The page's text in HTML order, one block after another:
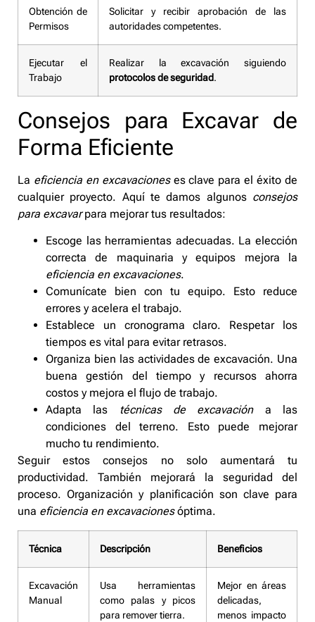
Obtención de
Permisos
Solicitar y recibir aprobación de las
autoridades competentes.
Ejecutar el
Trabajo
Realizar la excavación siguiendo
protocolos de seguridad.
Consejos para Excavar de
Forma Eficiente
La eficiencia en excavacioneses clave para el éxito de
cualquier proyecto. Aquí te damos algunos consejos
para excavarpara mejorar tus resultados:
Escoge las herramientas adecuadas. La elección
correcta de maquinaria y equipos mejora la
eficiencia en excavaciones.
Comunícate bien con tu equipo. Esto reduce
errores y acelera el trabajo.
Establece un cronograma claro. Respetar los
tiempos es vital para evitar retrasos.
Organiza bien las actividades de excavación. Una
buena gestión del tiempo y recursos ahorra
costos y mejora el flujo de trabajo.
Adapta las técnicas de excavacióna las
condiciones del terreno. Esto puede mejorar
mucho tu rendimiento.
Seguir estos consejos no solo aumentará tu
productividad. También mejorará la seguridad del
proceso. Organización y planificación son clave para
una eficiencia en excavacionesóptima.
Técnica Descripción Beneficios
Excavación
Manual
Usa herramientas
como palas y picos
para remover tierra.
Mejor en áreas
delicadas,
menos impacto